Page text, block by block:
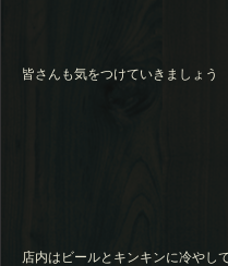
皆さんも気をつけていきましょう
店内はビールとキンキンに冷やし